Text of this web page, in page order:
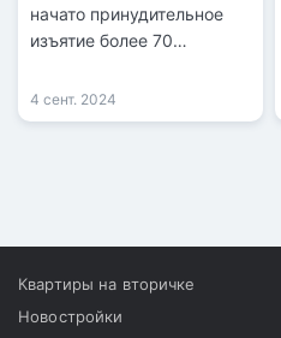
начато принудительное
изъятие более 70
государственных нужд.
Это необходимо для
4 сент. 2024
Квартиры на вторичке
Новостройки